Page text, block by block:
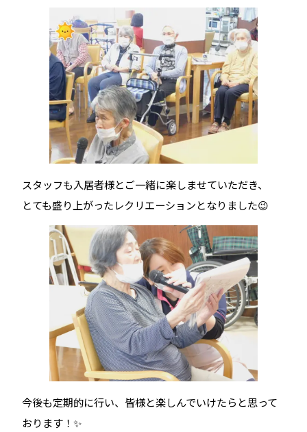
スタッフも入居者様とご一緒に楽しませていただき、
とても盛り上がったレクリエーションとなりました😉
今後も定期的に行い、皆様と楽しんでいけたらと思って
おります！✨